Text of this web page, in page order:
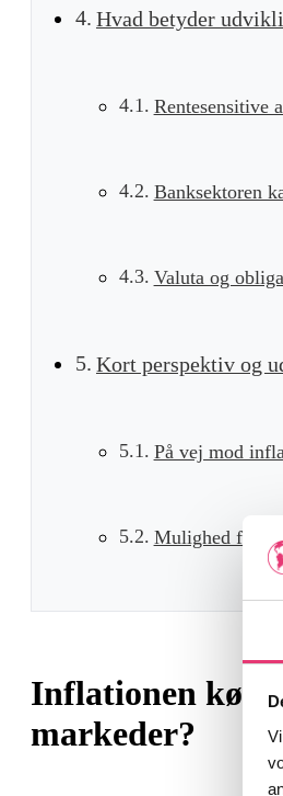
Hvad betyder
Rentesensitive
Banksektoren
Valuta og
Kort perspektiv og
På vej mod
Mulighed for
Inflationen køler
markeder?